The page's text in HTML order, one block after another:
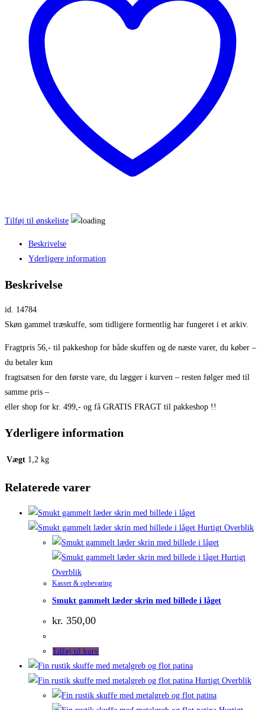
Tilføj til ønskeliste
Beskrivelse
Yderligere information
Beskrivelse
id. 14784
Skøn gammel træskuffe, som tidligere formentlig har fungeret i et arkiv.
Fragtpris 56,- til pakkeshop for både skuffen og de næste varer, du køber –
du betaler kun
fragtsatsen for den første vare, du lægger i kurven – resten følger med til
samme pris –
eller shop for kr. 499,- og få GRATIS FRAGT til pakkeshop !!
Yderligere information
Vægt 1,2 kg
Relaterede varer
Hurtigt Overblik
Hurtigt
Overblik
Kasser & opbevaring
Smukt gammelt læder skrin med billede i låget
kr. 350,00
Tilføj til kurv
Hurtigt Overblik